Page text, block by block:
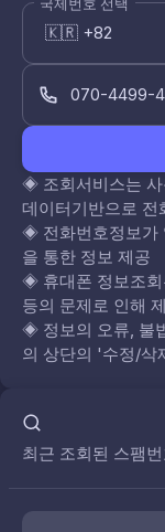
◈ 조회서비스는
데이터기반으로 전
◈ 전화번호정보가
을 통한 정보 제공
◈ 휴대폰 정보조
등의 문제로 인해
◈ 정보의 오류, 불
의 상단의 '수정/삭
최근 조회된 스팸